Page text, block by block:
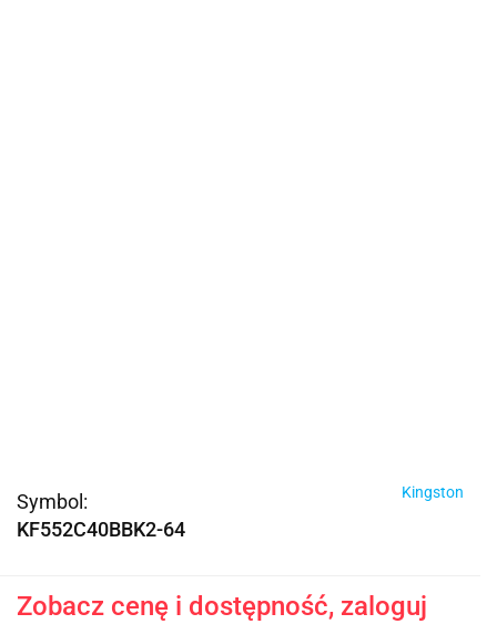
Symbol:
KF552C40BBK2-64
Kingston
Zobacz cenę i dostępność, zaloguj